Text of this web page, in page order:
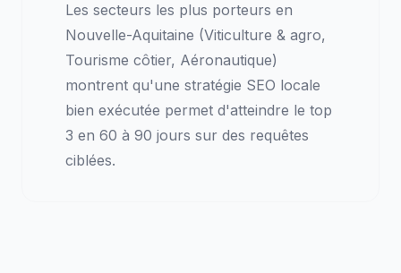
Les secteurs les plus porteurs en
Nouvelle-Aquitaine (Viticulture & agro,
Tourisme côtier, Aéronautique)
montrent qu'une stratégie SEO locale
bien exécutée permet d'atteindre le top
3 en 60 à 90 jours sur des requêtes
ciblées.